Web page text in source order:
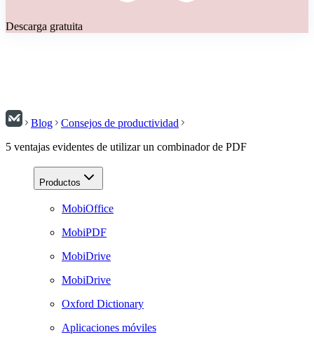
Descarga gratuita
Blog
Consejos de productividad
5 ventajas evidentes de utilizar un combinador de PDF
Productos
MobiOffice
MobiPDF
MobiDrive
MobiDrive
Oxford Dictionary
Aplicaciones móviles